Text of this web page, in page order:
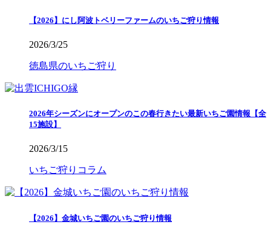
【2026】にし阿波トベリーファームのいちご狩り情報
2026/3/25
徳島県のいちご狩り
2026年シーズンにオープンのこの春行きたい最新いちご園情報【全
15施設】
2026/3/15
いちご狩りコラム
【2026】金城いちご園のいちご狩り情報